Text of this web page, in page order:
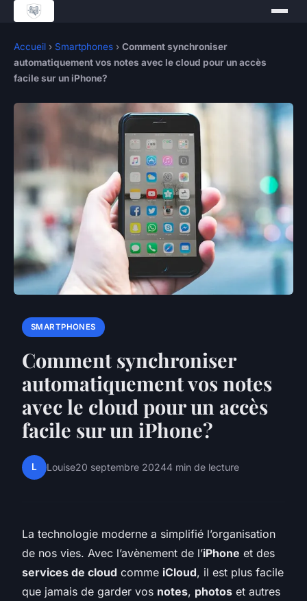
Accueil › Smartphones › Comment synchroniser
automatiquement vos notes avec le cloud pour un accès
facile sur un iPhone?
SMARTPHONES
Comment synchroniser
automatiquement vos notes
avec le cloud pour un accès
facile sur un iPhone?
L Louise20 septembre 20244 min de lecture
La technologie moderne a simplifié l’organisation
de nos vies. Avec l’avènement de l’iPhone et des
services de cloud comme iCloud, il est plus facile
que jamais de garder vos notes, photos et autres